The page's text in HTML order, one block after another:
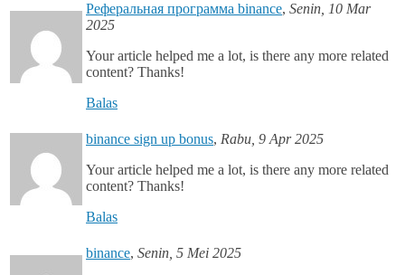
Реферальная программа binance, Senin, 10 Mar
2025
Your article helped me a lot, is there any more related
content? Thanks!
Balas
binance sign up bonus, Rabu, 9 Apr 2025
Your article helped me a lot, is there any more related
content? Thanks!
Balas
binance, Senin, 5 Mei 2025